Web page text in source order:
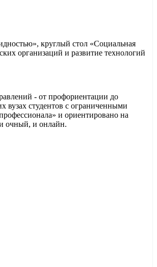
круглый стол «Социальная
организаций и развитие технологий
- от профориентации до
вузах студентов с ограниченными
и ориентировано на
очный, и онлайн.